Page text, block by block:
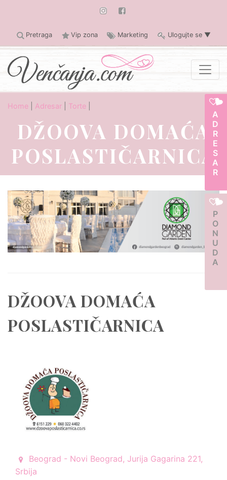
Pretraga Vip zona Marketing Ulogujte se ▼
ADRESAR
PONUDA
Home Adresar Torte
DŽOOVA DOMAĆA
POSLASTIČARNICA
DŽOOVA DOMAĆA
POSLASTIČARNICA
Beograd - Novi Beograd, Jurija Gagarina 221,
Srbija